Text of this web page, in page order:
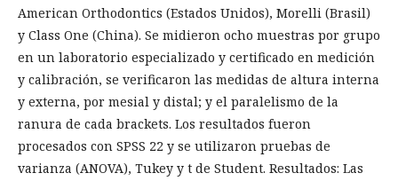
American Orthodontics (Estados Unidos), Morelli (Brasil)
y Class One (China). Se midieron ocho muestras por grupo
en un laboratorio especializado y certificado en medición
y calibración, se verificaron las medidas de altura interna
y externa, por mesial y distal; y el paralelismo de la
ranura de cada brackets. Los resultados fueron
procesados con SPSS 22 y se utilizaron pruebas de
varianza (ANOVA), Tukey y t de Student. Resultados: Las